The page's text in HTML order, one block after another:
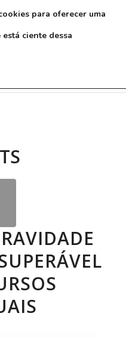
para oferecer uma
ciente dessa